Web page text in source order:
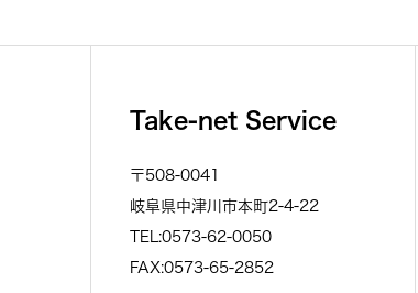
Take-net Service
〒508-0041
岐阜県中津川市本町2-4-22
TEL:0573-62-0050
FAX:0573-65-2852